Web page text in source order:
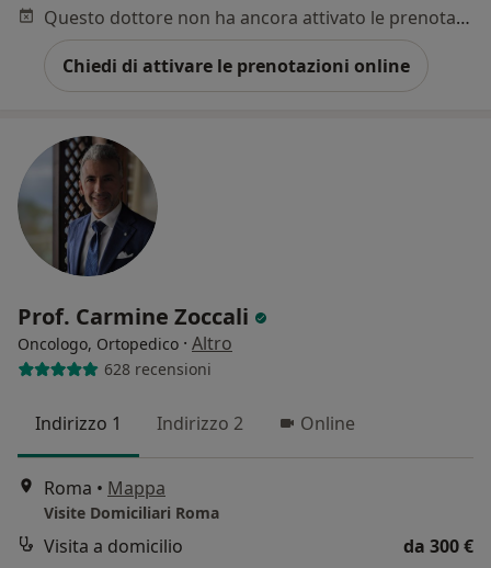
Questo dottore non ha ancora attivato le prenotazioni online presso questo indirizzo.
Chiedi di attivare le prenotazioni online
Prof. Carmine Zoccali
Oncologo, Ortopedico · Altro
628 recensioni
Indirizzo 1 Indirizzo 2 Online
Roma • Mappa
Visite Domiciliari Roma
Visita a domicilio
da 300 €